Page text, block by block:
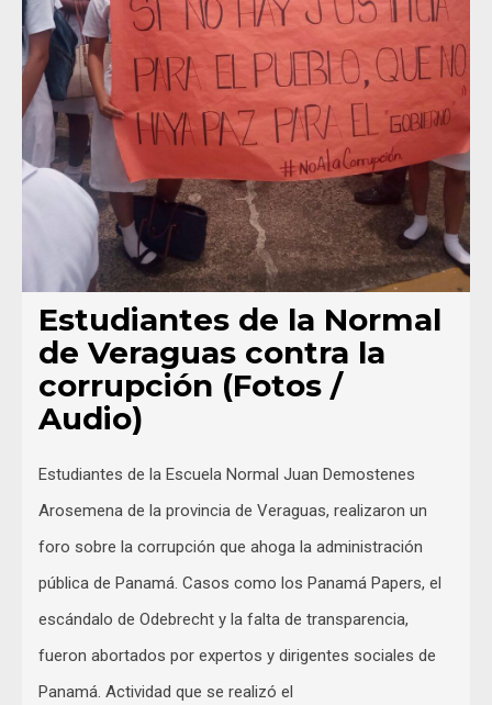
Estudiantes de la Normal
de Veraguas contra la
corrupción (Fotos /
Audio)
Estudiantes de la Escuela Normal Juan Demostenes
Arosemena de la provincia de Veraguas, realizaron un
foro sobre la corrupción que ahoga la administración
pública de Panamá. Casos como los Panamá Papers, el
escándalo de Odebrecht y la falta de transparencia,
fueron abortados por expertos y dirigentes sociales de
Panamá. Actividad que se realizó el